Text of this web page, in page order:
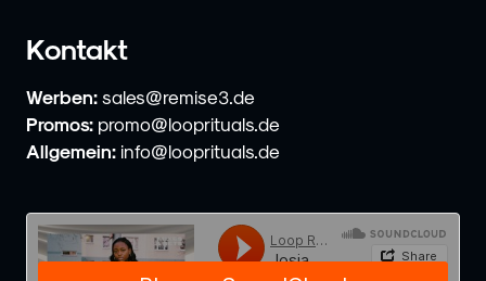
Kontakt
Werben: sales@remise3.de
Promos: promo@looprituals.de
Allgemein: info@looprituals.de